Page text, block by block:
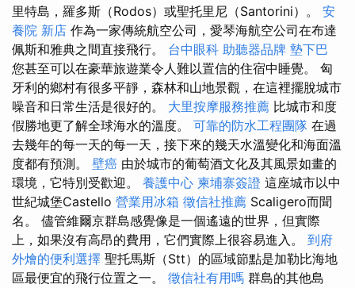
里特島，羅多斯（Rodos）或聖托里尼（Santorini）。 安
養院 新店 作為一家傳統航空公司，愛琴海航空公司在布達
佩斯和雅典之間直接飛行。 台中眼科 助聽器品牌 墊下巴
您甚至可以在豪華旅遊業令人難以置信的住宿中睡覺。 匈
牙利的鄉村有很多平靜，森林和山地景觀，在這裡擺脫城市
噪音和日常生活是很好的。 大里按摩服務推薦 比城市和度
假勝地更了解全球海水的溫度。 可靠的防水工程團隊 在過
去幾年的每一天的每一天，接下來的幾天水溫變化和海面溫
度都有預測。 壁癌 由於城市的葡萄酒文化及其風景如畫的
環境，它特別受歡迎。 養護中心 柬埔寨簽證 這座城市以中
世紀城堡Castello 營業用冰箱 徵信社推薦 Scaligero而聞
名。 儘管維爾京群島感覺像是一個遙遠的世界，但實際
上，如果沒有高昂的費用，它們實際上很容易進入。 到府
外燴的便利選擇 聖托馬斯（Stt）的區域節點是加勒比海地
區最便宜的飛行位置之一。 徵信社有用嗎 群島的其他島